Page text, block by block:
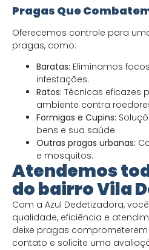
Pragas Que
Oferecemos controle para
pragas, como:
Baratas: Eliminamos
infestações.
Ratos: Técnicas eficazes
ambiente contra
Formigas e Cupins:
bens e sua saúde.
Outras pragas urbanas:
e mosquitos.
Atendemos
do bairro Vila
Com a Azul Dedetizadora,
qualidade, eficiência e
deixe pragas
contato e solicite uma